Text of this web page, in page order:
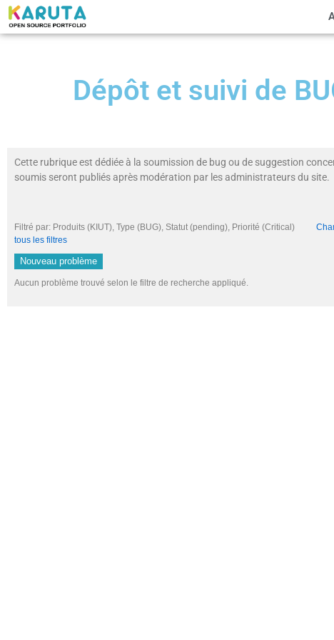
Dépôt et suivi de
Cette rubrique est dédiée à la soumission de bug ou de suggestion
soumis seront publiés après modération par les administrateurs du site.
Filtré par: Produits (KIUT), Type (BUG), Statut (pending), Priorité (Critical)
tous les filtres
Nouveau problème
Aucun problème trouvé selon le filtre de recherche appliqué.